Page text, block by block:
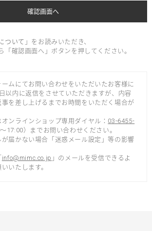
ついて 」をお読みいただき、
「確認画面へ」ボタンを押してください。
ムにてお問い合わせをいただいたお客様に
以内に返信をさせていただきますが、内容
を差し上げるまでお時間をいただく場合が
ンラインショップ専用ダイヤル： 03-6455-
～17:00）までお問い合わせください。
が届かない場合「迷惑メール設定」等の影響
info@mimc.co.jp 」のメールを受信できるよ
いたします。